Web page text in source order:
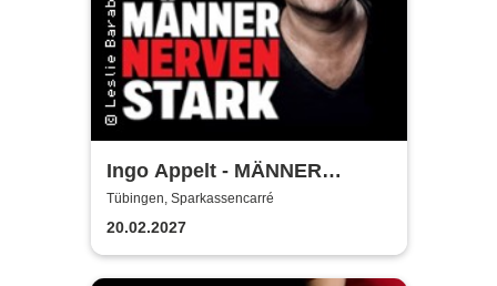
Ingo Appelt - MÄNNER
NERVEN STARK
Tübingen, Sparkassencarré
20.02.2027